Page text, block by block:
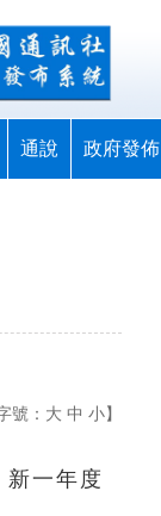
通說 政府發佈
號： 大 中 小】
一年度